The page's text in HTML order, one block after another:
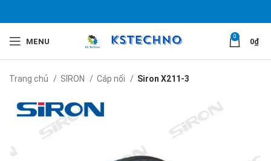
MENU
0
0₫
Trang chủ SIRON Cáp nối Siron X211-3